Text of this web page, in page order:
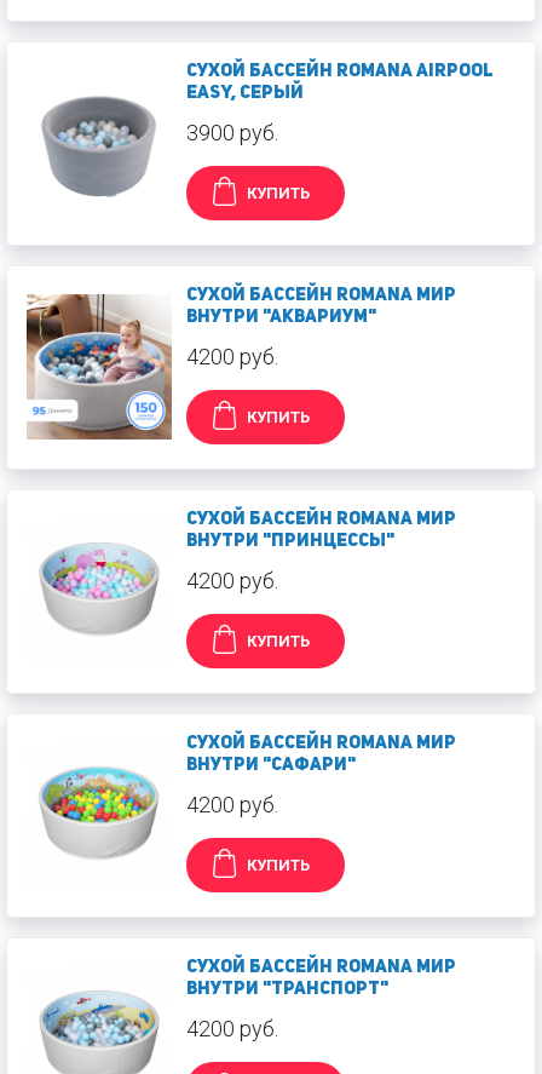
Сухой бассейн Romana Airpool
Easy, серый
3900 руб.
КУПИТЬ
Сухой бассейн Romana Мир
внутри "Аквариум"
4200 руб.
КУПИТЬ
Сухой бассейн Romana Мир
внутри "Принцессы"
4200 руб.
КУПИТЬ
Сухой бассейн Romana Мир
внутри "Сафари"
4200 руб.
КУПИТЬ
Сухой бассейн Romana Мир
внутри "Транспорт"
4200 руб.